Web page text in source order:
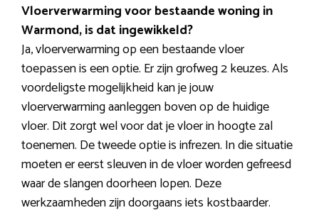
Vloerverwarming voor bestaande woning in
Warmond, is dat ingewikkeld?
Ja, vloerverwarming op een bestaande vloer
toepassen is een optie. Er zijn grofweg 2 keuzes. Als
voordeligste mogelijkheid kan je jouw
vloerverwarming aanleggen boven op de huidige
vloer. Dit zorgt wel voor dat je vloer in hoogte zal
toenemen. De tweede optie is infrezen. In die situatie
moeten er eerst sleuven in de vloer worden gefreesd
waar de slangen doorheen lopen. Deze
werkzaamheden zijn doorgaans iets kostbaarder.